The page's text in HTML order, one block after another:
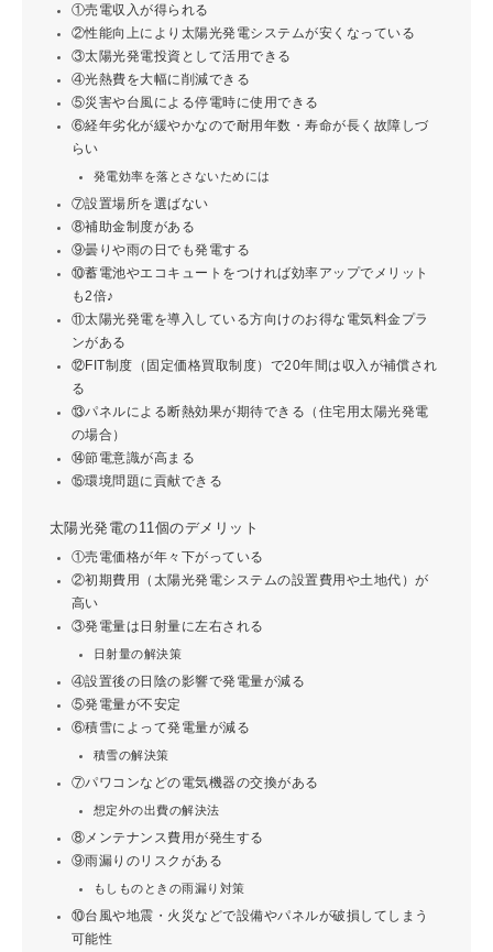
①売電収入が得られる
②性能向上により太陽光発電システムが安くなっている
③太陽光発電投資として活用できる
④光熱費を大幅に削減できる
⑤災害や台風による停電時に使用できる
⑥経年劣化が緩やかなので耐用年数・寿命が長く故障しづ
らい
発電効率を落とさないためには
⑦設置場所を選ばない
⑧補助金制度がある
⑨曇りや雨の日でも発電する
⑩蓄電池やエコキュートをつければ効率アップでメリット
も2倍♪
⑪太陽光発電を導入している方向けのお得な電気料金プラ
ンがある
⑫FIT制度（固定価格買取制度）で20年間は収入が補償され
る
⑬パネルによる断熱効果が期待できる（住宅用太陽光発電
の場合）
⑭節電意識が高まる
⑮環境問題に貢献できる
太陽光発電の11個のデメリット
①売電価格が年々下がっている
②初期費用（太陽光発電システムの設置費用や土地代）が
高い
③発電量は日射量に左右される
日射量の解決策
④設置後の日陰の影響で発電量が減る
⑤発電量が不安定
⑥積雪によって発電量が減る
積雪の解決策
⑦パワコンなどの電気機器の交換がある
想定外の出費の解決法
⑧メンテナンス費用が発生する
⑨雨漏りのリスクがある
もしものときの雨漏り対策
⑩台風や地震・火災などで設備やパネルが破損してしまう
可能性